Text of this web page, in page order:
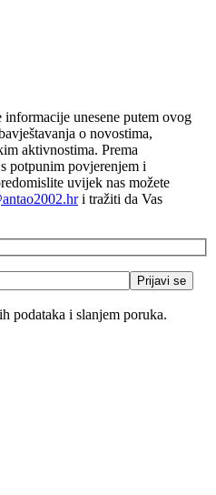
informacije unesene putem ovog
o novostima,
aktivnostima. Prema
potpunim povjerenjem i
uvijek nas možete
i tražiti da Vas
podataka i slanjem poruka.